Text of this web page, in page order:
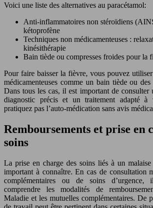
Voici une liste des alternatives au paracétamol:
Anti-inflammatoires non stéroïdiens
kétoprofène
Techniques non médicamenteuses :
kinésithérapie
Bain tiède ou compresses froides pour la
Pour faire baisser la fièvre, vous pouvez
médicamenteuses comme un bain tiède ou des
Dans tous les cas, il est important de consulter
diagnostic précis et un traitement adapté à
pratiquez pas l’auto-médication sans avis
Remboursements et prise en
soins
La prise en charge des soins liés à un
important à connaître. En cas de consultation
complémentaires ou de soins
comprendre les modalités de
Maladie et les mutuelles complémentaires. De